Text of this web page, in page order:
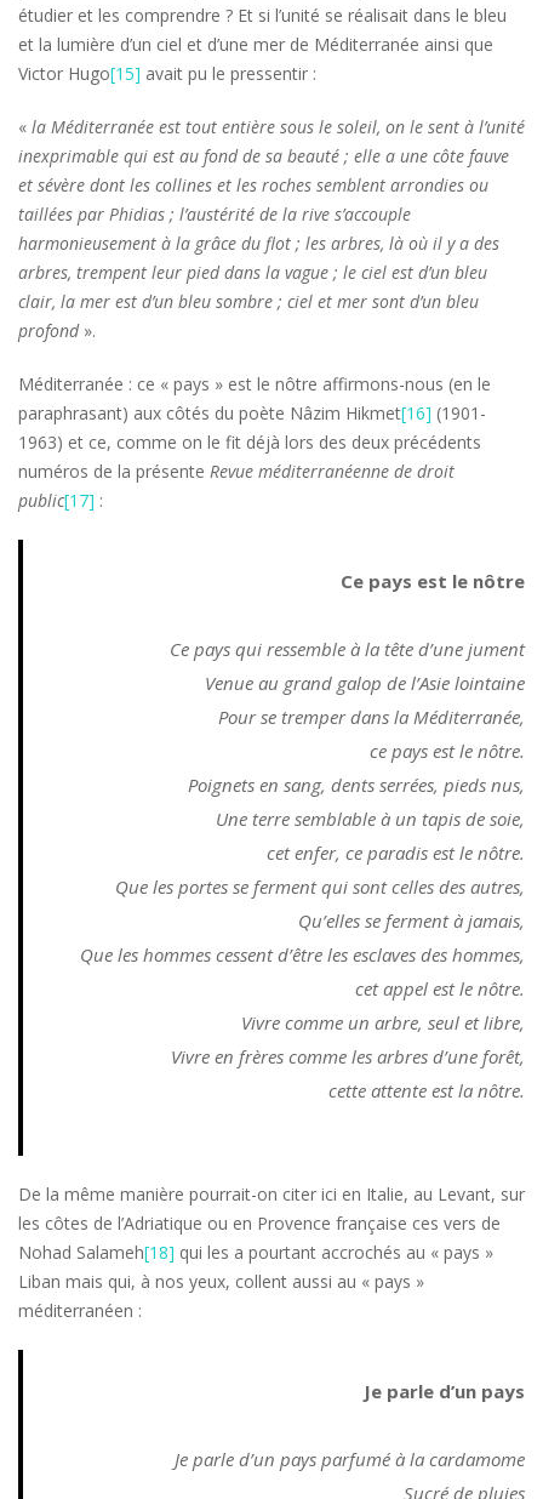
étudier et les comprendre ? Et si l’unité se réalisait dans le bleu
et la lumière d’un ciel et d’une mer de Méditerranée ainsi que
Victor Hugo[15] avait pu le pressentir :
« la Méditerranée est tout entière sous le soleil, on le sent à l’unité
inexprimable qui est au fond de sa beauté ; elle a une côte fauve
et sévère dont les collines et les roches semblent arrondies ou
taillées par Phidias ; l’austérité de la rive s’accouple
harmonieusement à la grâce du flot ; les arbres, là où il y a des
arbres, trempent leur pied dans la vague ; le ciel est d’un bleu
clair, la mer est d’un bleu sombre ; ciel et mer sont d’un bleu
profond».
Méditerranée : ce « pays » est le nôtre affirmons-nous (en le
paraphrasant) aux côtés du poète Nâzim Hikmet[16] (1901-
1963) et ce, comme on le fit déjà lors des deux précédents
numéros de la présente Revue méditerranéenne de droit
public[17] :
Ce pays est le nôtre
Ce pays qui ressemble à la tête d’une jument
Venue au grand galop de l’Asie lointaine
Pour se tremper dans la Méditerranée,
ce pays est le nôtre.
Poignets en sang, dents serrées, pieds nus,
Une terre semblable à un tapis de soie,
cet enfer, ce paradis est le nôtre.
Que les portes se ferment qui sont celles des autres,
Qu’elles se ferment à jamais,
Que les hommes cessent d’être les esclaves des hommes,
cet appel est le nôtre.
Vivre comme un arbre, seul et libre,
Vivre en frères comme les arbres d’une forêt,
cette attente est la nôtre.
De la même manière pourrait-on citer ici en Italie, au Levant, sur
les côtes de l’Adriatique ou en Provence française ces vers de
Nohad Salameh[18] qui les a pourtant accrochés au « pays »
Liban mais qui, à nos yeux, collent aussi au « pays »
méditerranéen :
Je parle d’un pays
Je parle d’un pays parfumé à la cardamome
Sucré de pluies